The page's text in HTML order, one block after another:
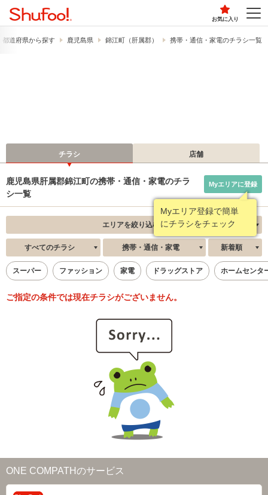
お気に入り
都道府県から探す 鹿児島県 錦江町（肝属郡） 携帯・通信・家電のチラシ一覧
チラシ 店舗
鹿児島県肝属郡錦江町の携帯・通信・家電のチラ
シ一覧
Myエリア登録で簡単
にチラシをチェック
Myエリアに登録
エリアを絞り込む
すべてのチラシ 携帯・通信・家電 新着順
スーパー ファッション 家電 ドラッグストア ホームセンタ
ご指定の条件では現在チラシがございません。
ONE COMPATHのサービス